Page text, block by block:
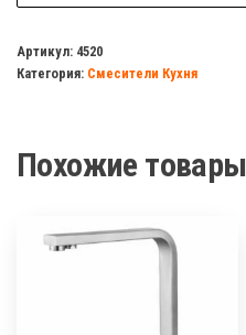
кухня
HAIBA
Артикул: 4520
Категория: Смесители Кухня
Похожие товары